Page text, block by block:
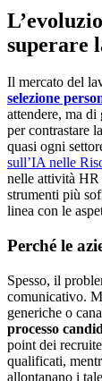
superare
Il mercato del
selezione
attendere, ma di
per contrastare la
quasi ogni
sull’IA nelle
nelle attività HR
strumenti più
linea con le
Perché le
Spesso, il
comunicativo.
generiche o
processo
point dei
qualificati,
allontanano i